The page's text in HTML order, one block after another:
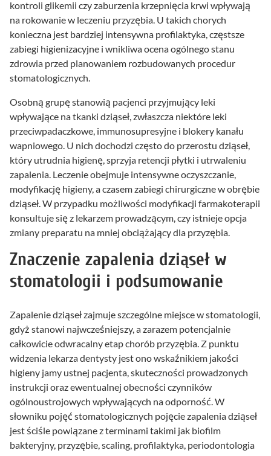
kontroli glikemii czy zaburzenia krzepnięcia krwi wpływają
na rokowanie w leczeniu przyzębia. U takich chorych
konieczna jest bardziej intensywna profilaktyka, częstsze
zabiegi higienizacyjne i wnikliwa ocena ogólnego stanu
zdrowia przed planowaniem rozbudowanych procedur
stomatologicznych.
Osobną grupę stanowią pacjenci przyjmujący leki
wpływające na tkanki dziąseł, zwłaszcza niektóre leki
przeciwpadaczkowe, immunosupresyjne i blokery kanału
wapniowego. U nich dochodzi często do przerostu dziąseł,
który utrudnia higienę, sprzyja retencji płytki i utrwaleniu
zapalenia. Leczenie obejmuje intensywne oczyszczanie,
modyfikację higieny, a czasem zabiegi chirurgiczne w obrębie
dziąseł. W przypadku możliwości modyfikacji farmakoterapii
konsultuje się z lekarzem prowadzącym, czy istnieje opcja
zmiany preparatu na mniej obciążający dla przyzębia.
Znaczenie zapalenia dziąseł w
stomatologii i podsumowanie
Zapalenie dziąseł zajmuje szczególne miejsce w stomatologii,
gdyż stanowi najwcześniejszy, a zarazem potencjalnie
całkowicie odwracalny etap chorób przyzębia. Z punktu
widzenia lekarza dentysty jest ono wskaźnikiem jakości
higieny jamy ustnej pacjenta, skuteczności prowadzonych
instrukcji oraz ewentualnej obecności czynników
ogólnoustrojowych wpływających na odporność. W
słowniku pojęć stomatologicznych pojęcie zapalenia dziąseł
jest ściśle powiązane z terminami takimi jak biofilm
bakteryjny, przyzębie, scaling, profilaktyka, periodontologia